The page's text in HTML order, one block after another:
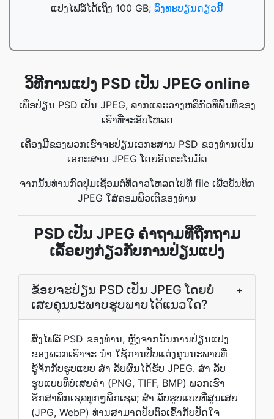
ແປງໄຟລ໌ໄດ້ເຖິງ 100 GB; ລົງທະບຽນດຽວນີ້
ວິທີການແປງ PSD ເປັນ JPEG online
ເພື່ອປ່ຽນ PSD ເປັນ JPEG, ລາກແລະວາງຫລືກົດທີ່ພື້ນທີ່ຂອງ
ເຮົາທີ່ຈະອັບໂຫລດ
ເຄື່ອງມືຂອງພວກເຮົາຈະປ່ຽນເອກະສານ PSD ຂອງທ່ານເປັນ
ເອກະສານ JPEG ໂດຍອັດຕະໂນມັດ
ຈາກນັ້ນທ່ານກົດປຸ່ມເຊື່ອມຕໍ່ທີ່ດາວໂຫລດໄປທີ່ file ເພື່ອບັນທຶກ
JPEG ໃສ່ຄອມພິວເຕີຂອງທ່ານ
PSD ເປັນ JPEG ຄຳຖາມທີ່ຖືກຖາມ
ເລື້ອຍໆກ່ຽວກັບການປ່ຽນແປງ
ຂ້ອຍຈະປ່ຽນ PSD ເປັນ JPEG ໂດຍບໍ່
ເສຍຄຸນນະພາບຮູບພາບໄດ້ແນວໃດ?
+
ສົ່ງໄຟລ໌ PSD ຂອງທ່ານ, ຫຼັງຈາກນັ້ນການປ່ຽນແປງ
ຂອງພວກເຮົາຈະ ນຳ ໃຊ້ການປັບແຕ່ງຄຸນນະພາບທີ່
ຮູ້ຈັກກັບຮູບແບບ ສຳ ລັບຜົນໄດ້ຮັບ JPEG. ສຳ ລັບ
ຮູບແບບທີ່ບໍ່ເສຍຄ່າ (PNG, TIFF, BMP) ພວກເຮົາ
ຮັກສາພິກເຊລທຸກໆພິກເຊລ; ສຳ ລັບຮູບແບບທີ່ສູນເສຍ
(JPG, WebP) ທ່ານສາມາດປັບຕົວເຂົ້າກັບປັດໃຈ